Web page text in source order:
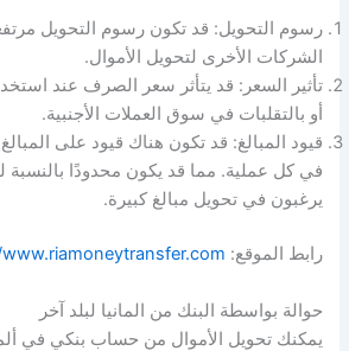
رسوم التحويل: قد تكون رسوم التحويل
الشركات الأخرى لتحويل الأموال.
تأثير السعر: قد يتأثر سعر الصرف عند
أو بالتقلبات في سوق العملات الأجنبية.
قيود المبالغ: قد تكون هناك قيود على
في كل عملية. مما قد يكون محدودًا بالنسبة
يرغبون في تحويل مبالغ كبيرة.
رابط الموقع:
حوالة بواسطة البنك من المانيا لبلد آخر
يمكنك تحويل الأموال من حساب بنكي في